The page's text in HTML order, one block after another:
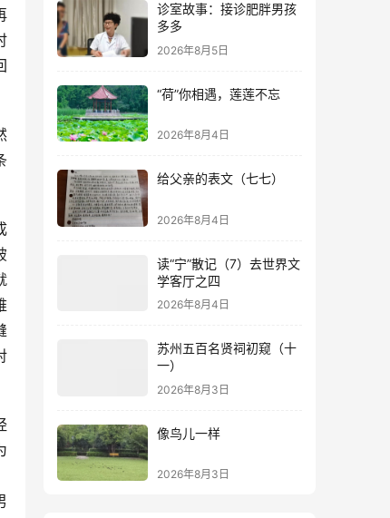
诊室故事：接诊肥胖男孩
多多
2026年8月5日
“荷”你相遇，莲莲不忘
2026年8月4日
给父亲的表文（七七）
2026年8月4日
读“宁”散记（7）去世界文
学客厅之四
2026年8月4日
苏州五百名贤祠初窥（十
一）
2026年8月3日
像鸟儿一样
2026年8月3日